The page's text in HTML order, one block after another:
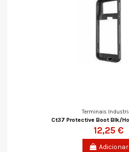
Terminais
Ct37 Protective Boot Blk/
12,25 €
Adicionar